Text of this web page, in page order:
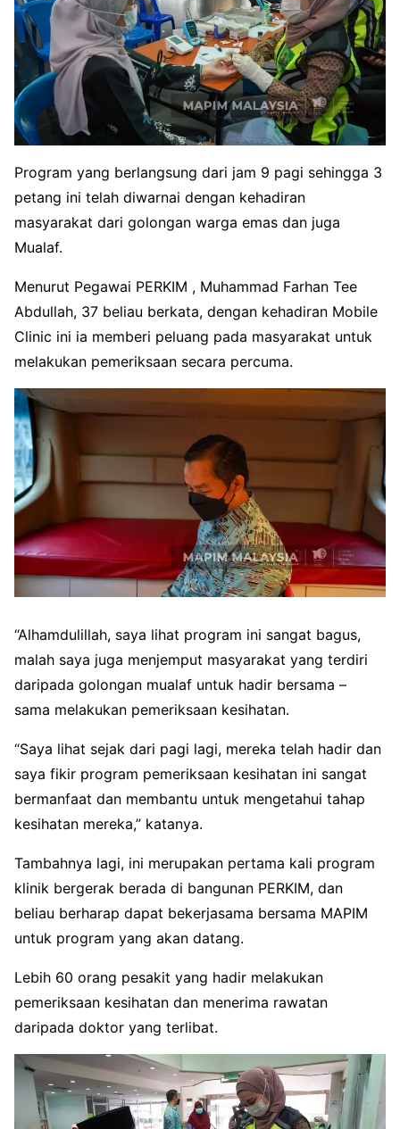
Program yang berlangsung dari jam 9 pagi sehingga 3
petang ini telah diwarnai dengan kehadiran
masyarakat dari golongan warga emas dan juga
Mualaf.
Menurut Pegawai PERKIM , Muhammad Farhan Tee
Abdullah, 37 beliau berkata, dengan kehadiran Mobile
Clinic ini ia memberi peluang pada masyarakat untuk
melakukan pemeriksaan secara percuma.
“Alhamdulillah, saya lihat program ini sangat bagus,
malah saya juga menjemput masyarakat yang terdiri
daripada golongan mualaf untuk hadir bersama –
sama melakukan pemeriksaan kesihatan.
“Saya lihat sejak dari pagi lagi, mereka telah hadir dan
saya fikir program pemeriksaan kesihatan ini sangat
bermanfaat dan membantu untuk mengetahui tahap
kesihatan mereka,” katanya.
Tambahnya lagi, ini merupakan pertama kali program
klinik bergerak berada di bangunan PERKIM, dan
beliau berharap dapat bekerjasama bersama MAPIM
untuk program yang akan datang.
Lebih 60 orang pesakit yang hadir melakukan
pemeriksaan kesihatan dan menerima rawatan
daripada doktor yang terlibat.